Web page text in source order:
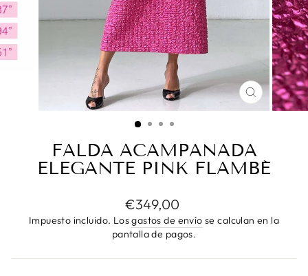
CERRAR
(ESC)
FALDA ACAMPANADA
ELEGANTE PINK FLAMBÉ
Precio
habitual
€349,00
Impuesto incluido. Losgastos de envío se calculan en la
pantalla de pagos.